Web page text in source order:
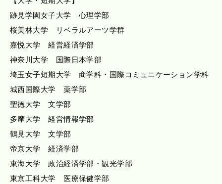
跡見学園女子大学 心理学部
桜美林大学 リベラルアーツ学群
嘉悦大学 経営経済学部
神奈川大学 国際日本学部
埼玉女子短期大学 商学科・国際コミュニケーション学科
城西国際大学 薬学部
聖徳大学 文学部
多摩大学 経営情報学部
鶴見大学 文学部
帝京大学 経済学部
東海大学 政治経済学部・観光学部
東京工科大学 医療保健学部